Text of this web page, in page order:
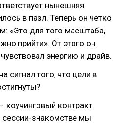
нынешняя
в пазл. Теперь он четко
«Это для того масштаба,
прийти». От этого он
энергию и драйв.
сигнал того, что цели в
коучинговый контракт.
сессии-знакомстве мы